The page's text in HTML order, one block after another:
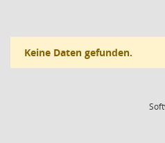
Keine Daten gefunden.